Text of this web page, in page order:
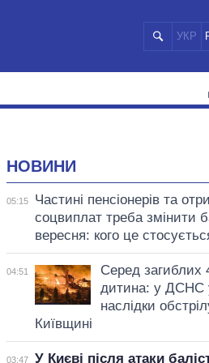
УКР
НОВИНИ
05:15
Частині пенсіонерів та
соцвиплат треба змінити
вересня: кого це
04:51
Серед загиблих
дитина: у ДСНС
наслідки
Київщині
03:47
У Києві після атаки